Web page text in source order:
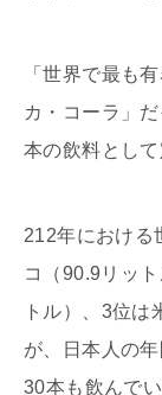
「世界で最も
カ・コーラ」
本の飲料として
212年における
コ（90.9リッ
トル）、3位は
が、日本人の
30本も飲んで